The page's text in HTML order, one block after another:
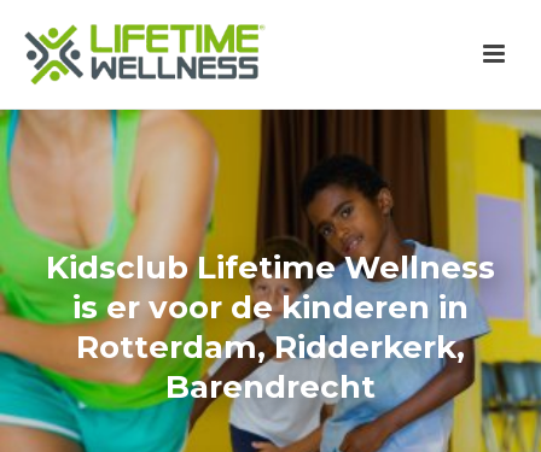
Kidsclub Lifetime Wellness
is er voor de kinderen in
Rotterdam, Ridderkerk,
Barendrecht